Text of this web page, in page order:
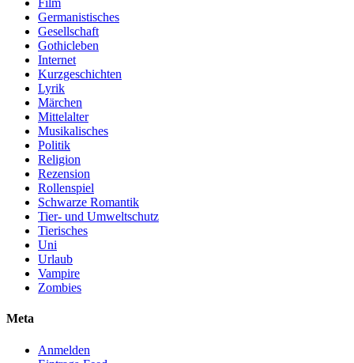
Film
Germanistisches
Gesellschaft
Gothicleben
Internet
Kurzgeschichten
Lyrik
Märchen
Mittelalter
Musikalisches
Politik
Religion
Rezension
Rollenspiel
Schwarze Romantik
Tier- und Umweltschutz
Tierisches
Uni
Urlaub
Vampire
Zombies
Meta
Anmelden